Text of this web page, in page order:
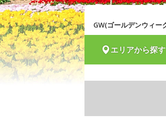
GW(ゴールデンウィー
エリアから探す